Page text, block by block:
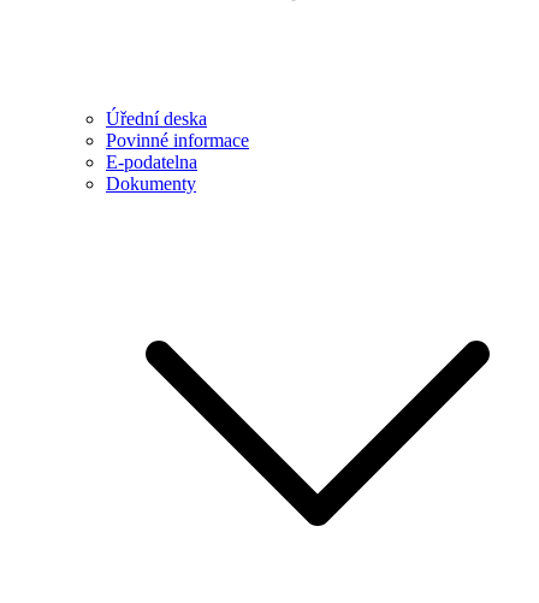
Úřední deska
Povinné informace
E-podatelna
Dokumenty